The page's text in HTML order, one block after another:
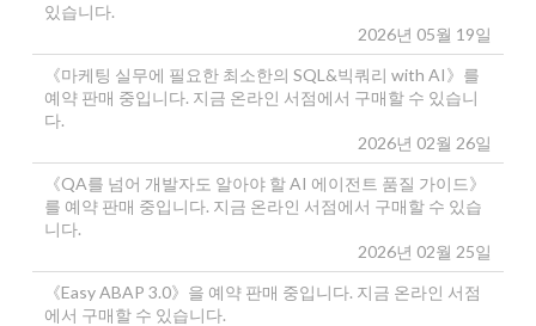
있습니다.
2026년 05월 19일
《마케팅 실무에 필요한 최소한의 SQL&빅쿼리 with AI》를
예약 판매 중입니다. 지금 온라인 서점에서 구매할 수 있습니
다.
2026년 02월 26일
《QA를 넘어 개발자도 알아야 할 AI 에이전트 품질 가이드》
를 예약 판매 중입니다. 지금 온라인 서점에서 구매할 수 있습
니다.
2026년 02월 25일
《Easy ABAP 3.0》을 예약 판매 중입니다. 지금 온라인 서점
에서 구매할 수 있습니다.